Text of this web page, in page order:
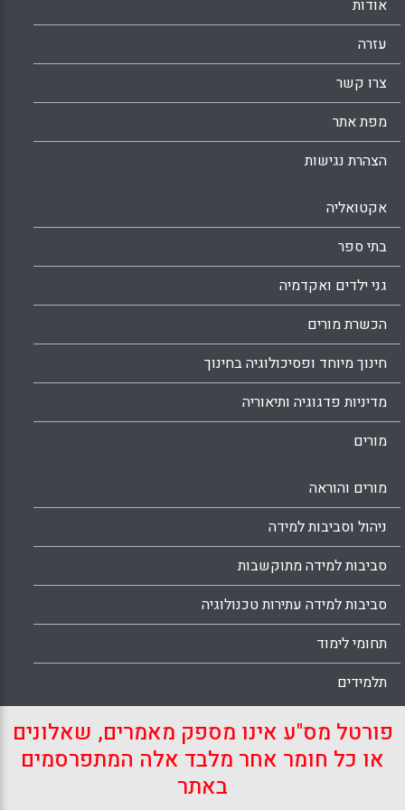
של הקיבוצים ולפיתוח המחשבה החינוכית –
שבהם התמחו ( גבי אסם ורחל הרץ-לזרוביץ).
WhatsApp
Facebook
Email
X
אודות
עזרה
צרו קשר
מפת אתר
הצהרת נגישות
אקטואליה
בתי ספר
גני ילדים ואקדמיה
הכשרת מורים
חינוך מיוחד ופסיכולוגיה בחינוך
מדיניות פדגוגיה ותיאוריה
מורים
מורים והוראה
ניהול וסביבות למידה
סביבות למידה מתוקשבות
סביבות למידה עתירות טכנולוגיה
תחומי לימוד
תלמידים
פורטל מס"ע אינו מספק מאמרים, שאלונים
או כל חומר אחר מלבד אלה המתפרסמים
באתר